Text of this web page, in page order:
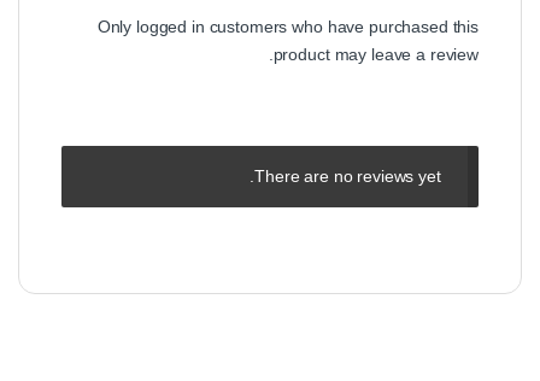
Only logged in customers who have purchased this
product may leave a review.
There are no reviews yet.